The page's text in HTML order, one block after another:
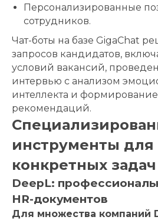
Персонализированные
сотрудников.
Чат-боты на базе GigaChat
запросов кандидатов,
условий вакансий,
интервью с анализом
интеллекта и
рекомендаций.
инструменты для
конкретных задач
DeepL:
HR-документов
Для множества компаний